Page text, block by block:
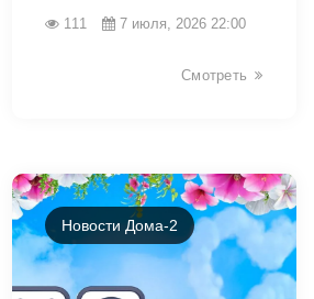
111 7 июля, 2026 22:00
Смотреть
Новости Дома-2